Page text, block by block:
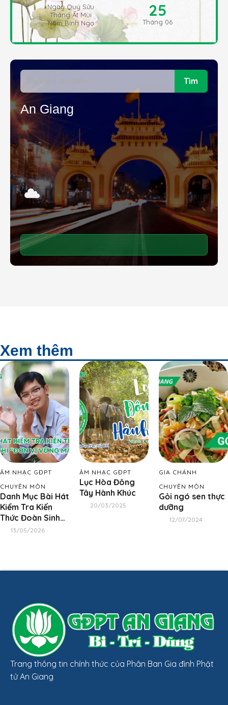
Ngày Quý Sửu
Tháng Ất Mùi
Năm Bính Ngọ
25
Tháng 06
Tìm
An Giang
Xem thêm
ÂM NHẠC GĐPT
CHUYÊN MÔN
Danh Mục Bài Hát
Kiểm Tra Kiến
Thức Đoàn Sinh
Trong Cuộc Thi
13/05/2026
ÂM NHẠC GĐPT
Lục Hòa Đông
Tây Hành Khúc
20/03/2025
GIA CHÁNH
CHUYÊN MÔN
Gỏi ngó sen thực
dưỡng
12/07/2024
Trang thông tin chính thức của Phân Ban Gia đình Phật
tử An Giang